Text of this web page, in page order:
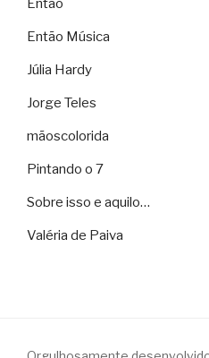
Então Música
Júlia Hardy
Jorge Teles
mãoscolorida
Pintando o 7
Sobre isso e aquilo…
Valéria de Paiva